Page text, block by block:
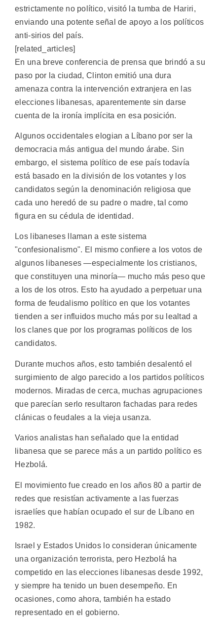
estrictamente no político, visitó la tumba de Hariri,
enviando una potente señal de apoyo a los políticos
anti-sirios del país.
[related_articles]
En una breve conferencia de prensa que brindó a su
paso por la ciudad, Clinton emitió una dura
amenaza contra la intervención extranjera en las
elecciones libanesas, aparentemente sin darse
cuenta de la ironía implícita en esa posición.
Algunos occidentales elogian a Líbano por ser la
democracia más antigua del mundo árabe. Sin
embargo, el sistema político de ese país todavía
está basado en la división de los votantes y los
candidatos según la denominación religiosa que
cada uno heredó de su padre o madre, tal como
figura en su cédula de identidad.
Los libaneses llaman a este sistema
"confesionalismo". El mismo confiere a los votos de
algunos libaneses —especialmente los cristianos,
que constituyen una minoría— mucho más peso que
a los de los otros. Esto ha ayudado a perpetuar una
forma de feudalismo político en que los votantes
tienden a ser influidos mucho más por su lealtad a
los clanes que por los programas políticos de los
candidatos.
Durante muchos años, esto también desalentó el
surgimiento de algo parecido a los partidos políticos
modernos. Miradas de cerca, muchas agrupaciones
que parecían serlo resultaron fachadas para redes
clánicas o feudales a la vieja usanza.
Varios analistas han señalado que la entidad
libanesa que se parece más a un partido político es
Hezbolá.
El movimiento fue creado en los años 80 a partir de
redes que resistían activamente a las fuerzas
israelíes que habían ocupado el sur de Líbano en
1982.
Israel y Estados Unidos lo consideran únicamente
una organización terrorista, pero Hezbolá ha
competido en las elecciones libanesas desde 1992,
y siempre ha tenido un buen desempeño. En
ocasiones, como ahora, también ha estado
representado en el gobierno.